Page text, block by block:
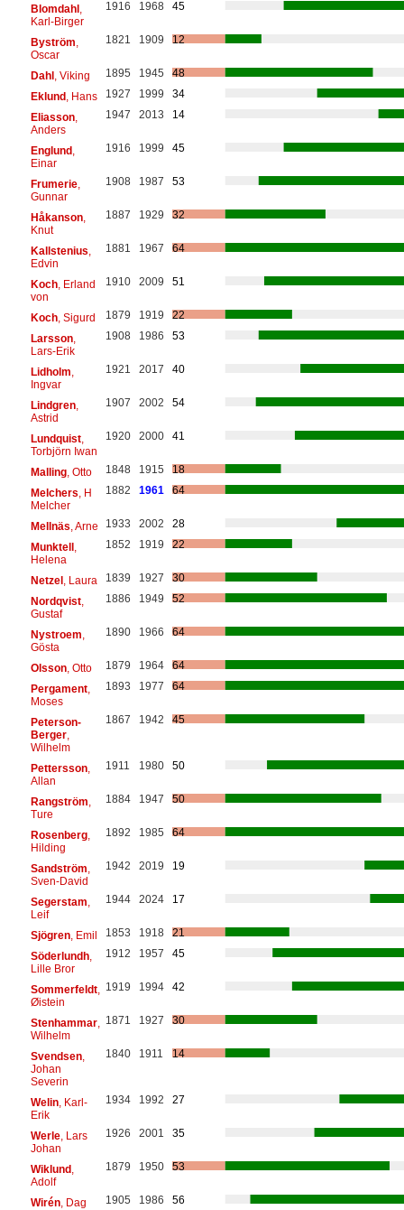
Blomdahl,
Karl-Birger
1916 1968 45
Byström
Oscar
1821 1909 12
Dahl, Viking 1895 1945
48
Eklund, Hans 1927 1999
34
Eliasson,
Anders
1947 2013 14
Englund,
Einar
1916 1999 45
Frumerie,
Gunnar
1908 1987 53
Håkanson,
Knut
1887 1929 32
Kallstenius
Edvin
1881 1967 64
Koch, Erland
von
1910 2009 51
Koch, Sigurd 1879 1919
22
Larsson,
Lars-Erik
1908 1986 53
Lidholm
Ingvar
1921 2017 40
Lindgren,
Astrid
1907 2002 54
Lundquist,
Torbjörn Iwan
1920 2000 41
Malling, Otto 1848 1915
18
Melchers , H
Melcher
1882 1961 64
Mellnäs , Arne 1933 2002
28
Munktell,
Helena
1852 1919 22
Netzel, Laura 1839 1927
30
Nordqvist,
Gustaf
1886 1949 52
Nystroem
Gösta
1890 1966 64
Olsson, Otto 1879 1964
64
Pergament,
Moses
1893 1977 64
Peterson-
Berger,
Wilhelm
1867 1942 45
Pettersson,
Allan
1911 1980 50
Rangström
Ture
1884 1947 50
Rosenberg,
Hilding
1892 1985 64
Sandström
Sven-David
1942 2019 19
Segerstam
Leif
1944 2024 17
Sjögren, Emil 1853 1918
21
Söderlundh,
Lille Bror
1912 1957 45
Sommerfeldt,
Øistein
1919 1994 42
Stenhammar,
Wilhelm
1871 1927 30
Svendsen,
Johan
Severin
1840 1911 14
Welin, Karl-
Erik
1934 1992 27
Werle, Lars
Johan
1926 2001 35
Wiklund,
Adolf
1879 1950 53
Wirén, Dag 1905 1986 56